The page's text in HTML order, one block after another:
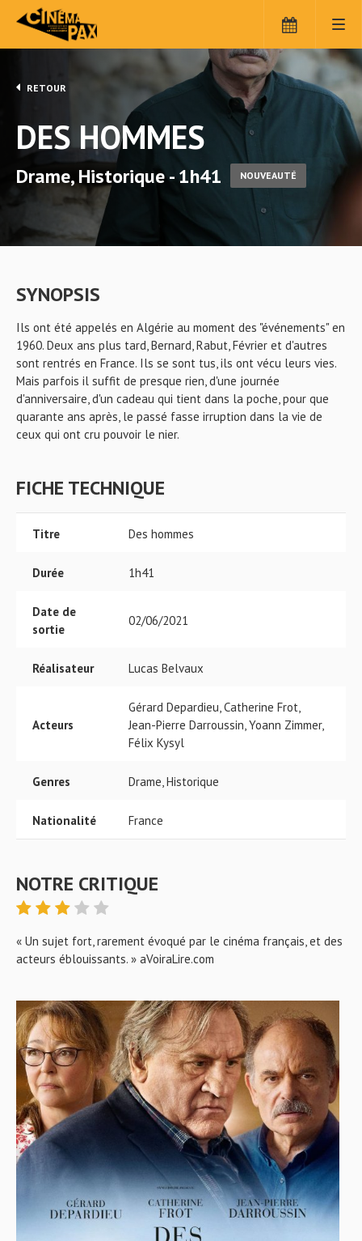
RETOUR
DES HOMMES
Drame, Historique - 1h41 NOUVEAUTÉ
SYNOPSIS
Ils ont été appelés en Algérie au moment des "événements" en
1960. Deux ans plus tard, Bernard, Rabut, Février et d'autres
sont rentrés en France. Ils se sont tus, ils ont vécu leurs vies.
Mais parfois il suffit de presque rien, d'une journée
d'anniversaire, d'un cadeau qui tient dans la poche, pour que
quarante ans après, le passé fasse irruption dans la vie de
ceux qui ont cru pouvoir le nier.
FICHE TECHNIQUE
Titre Des hommes
Durée 1h41
Date de
sortie
02/06/2021
Réalisateur Lucas Belvaux
Acteurs
Gérard Depardieu, Catherine Frot,
Jean-Pierre Darroussin, Yoann Zimmer,
Félix Kysyl
Genres Drame, Historique
Nationalité France
NOTRE CRITIQUE
« Un sujet fort, rarement évoqué par le cinéma français, et des
acteurs éblouissants. » aVoiraLire.com